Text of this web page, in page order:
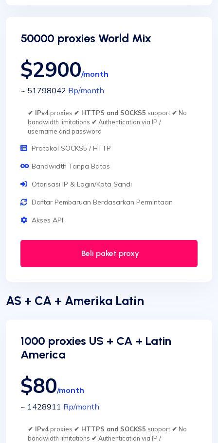
50000 proxies World Mix
$2900/month
~ 51798042 Rp/month
✔ IPv4proxies ✔ HTTPS and SOCKS5 support ✔ No
bandwidth limitations ✔ Authentication via IP /
username and password
Protokol SOCKS5 / HTTP
Bandwidth Tanpa Batas
Otorisasi IP & Login/Kata Sandi
Daftar Pembaruan Berdasarkan Permintaan
Akses API
Beli paket proxy
AS + CA + Amerika Latin
1000 proxies US + CA + Latin
America
$80/month
~ 1428911 Rp/month
✔ IPv4proxies ✔ HTTPS and SOCKS5 support ✔ No
bandwidth limitations ✔ Authentication via IP /